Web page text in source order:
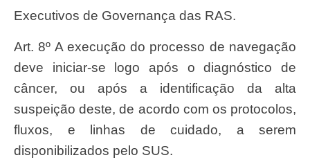
Executivos de Governança das RAS.
Art. 8º A execução do processo de navegação
deve iniciar-se logo após o diagnóstico de
câncer, ou após a identificação da alta
suspeição deste, de acordo com os protocolos,
fluxos, e linhas de cuidado, a serem
disponibilizados pelo SUS.